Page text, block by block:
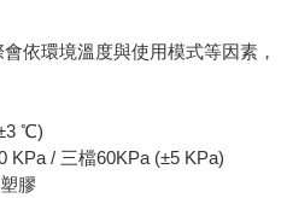
依環境溫度與使用模式等因素，
℃)
KPa / 三檔60KPa (±5 KPa)
膠